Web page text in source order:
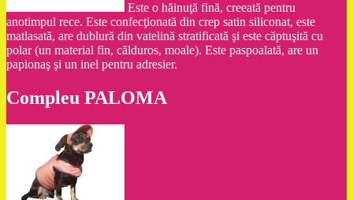
Este o hăinuţă fină, creeată pentru
anotimpul rece. Este confecţionată din crep satin siliconat, este
matlasată, are dublură din vatelină stratificată şi este căptuşită cu
polar (un material fin, călduros, moale). Este paspoalată, are un
papionaş şi un inel pentru adresier.
Compleu PALOMA